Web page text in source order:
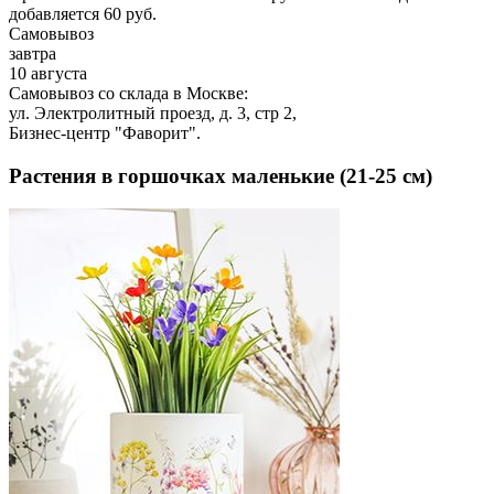
добавляется 60 руб.
Самовывоз
завтра
10 августа
Самовывоз со склада в Москве:
ул. Электролитный проезд, д. 3, стр 2,
Бизнес-центр "Фаворит".
Растения в горшочках маленькие (21-25 см)